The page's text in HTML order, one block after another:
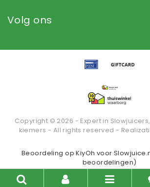
Volg ons
Copyright © 2026 - Expert in
kiemers - All rights reserved -
Beoordeling opKiyOh voor
beoordelingen)